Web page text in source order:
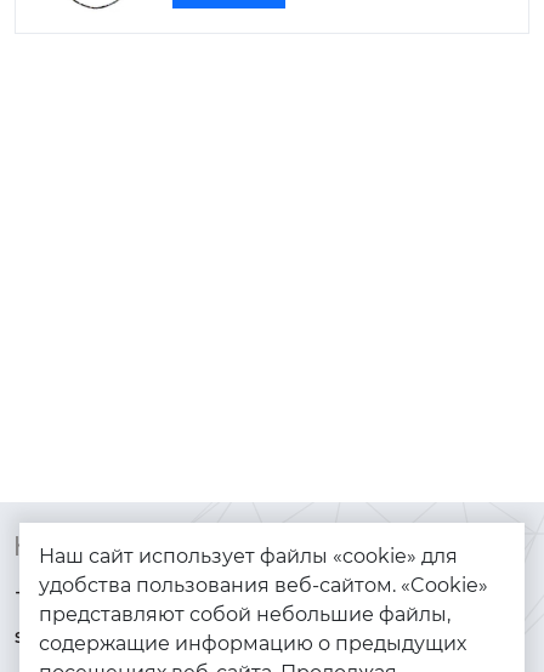
Контакты
+7 (925) 144-64-73
serebryanyye.grani@mail.ru
Каталог
Браслеты
Золото
Наш сайт использует файлы «cookie» для
удобства пользования веб-сайтом. «Cookie»
представляют собой небольшие файлы,
содержащие информацию о предыдущих